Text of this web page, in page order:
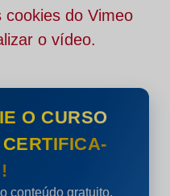
cookies do Vimeo
o vídeo.
O CURSO
conteúdo gratuito.